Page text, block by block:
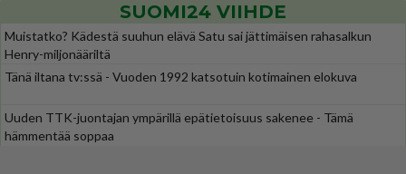
SUOMI24 VIIHDE
Muistatko? Kädestä suuhun elävä Satu sai jättimäisen rahasalkun
Henry-miljonääriltä
Tänä iltana tv:ssä - Vuoden 1992 katsotuin kotimainen elokuva
Uuden TTK-juontajan ympärillä epätietoisuus sakenee - Tämä
hämmentää soppaa